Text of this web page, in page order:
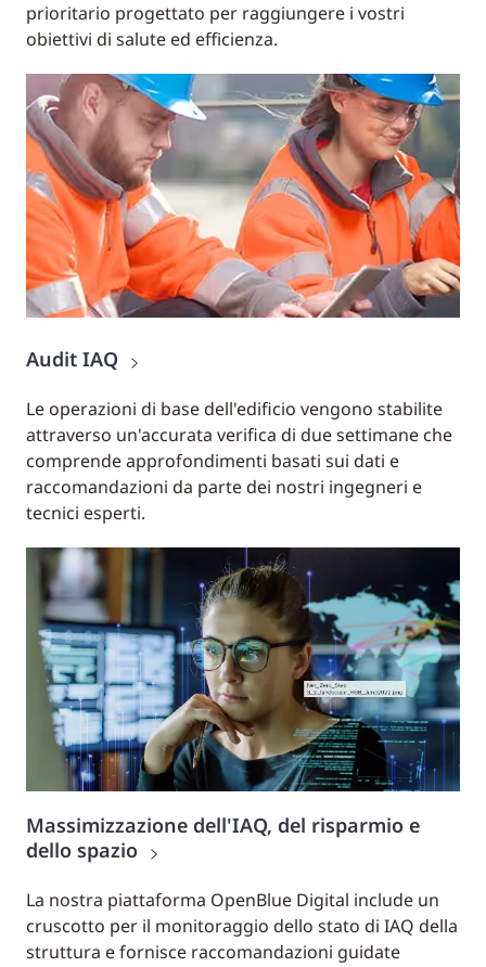
prioritario progettato per raggiungere i vostri
obiettivi di salute ed efficienza.
Audit IAQ
Le operazioni di base dell'edificio vengono stabilite
attraverso un'accurata verifica di due settimane che
comprende approfondimenti basati sui dati e
raccomandazioni da parte dei nostri ingegneri e
tecnici esperti.
Massimizzazione dell'IAQ, del risparmio e
dello spazio
La nostra piattaforma OpenBlue Digital include un
cruscotto per il monitoraggio dello stato di IAQ della
struttura e fornisce raccomandazioni guidate